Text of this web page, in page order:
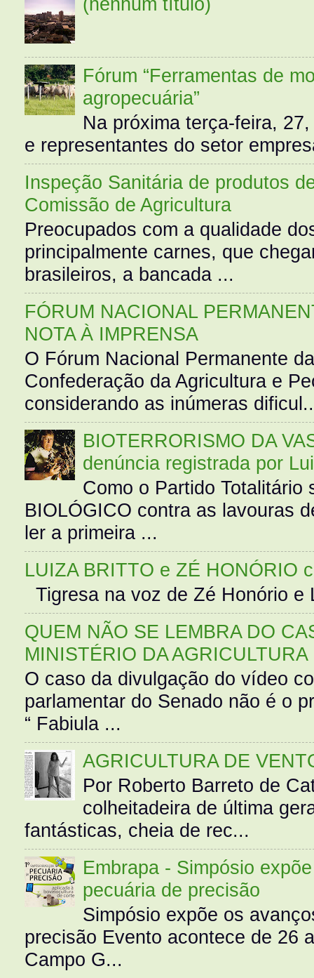
Fórum “Ferramentas de
agropecuária”
Na próxima terça-feira,
e representantes do setor
Inspeção Sanitária de produtos
Comissão de Agricultura
Preocupados com a qualidade
principalmente carnes, que
brasileiros, a bancada ...
FÓRUM NACIONAL
NOTA À IMPRENSA
O Fórum Nacional Permanente
Confederação da Agricultura e
considerando as inúmeras
BIOTERRORISMO DA
denúncia registrada por
Como o Partido Totalitário
BIOLÓGICO contra as lavouras
ler a primeira ...
LUIZA BRITTO e ZÉ HONÓRIO
Tigresa na voz de Zé Honório
QUEM NÃO SE LEMBRA DO
MINISTÉRIO DA AGRICULTURA
O caso da divulgação do vídeo
parlamentar do Senado não é o
“ Fabiula ...
AGRICULTURA DE
Por Roberto Barreto de
colheitadeira de última
fantásticas, cheia de rec...
Embrapa - Simpósio
pecuária de precisão
Simpósio expõe os
precisão Evento acontece de 26
Campo G...